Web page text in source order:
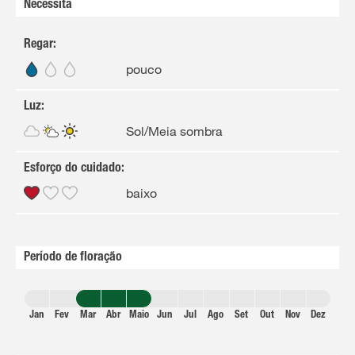
Necessita
Regar:
pouco
Luz:
Sol/Meia sombra
Esforço do cuidado:
baixo
Período de floração
Jan Fev Mar Abr Maio Jun Jul Ago Set Out Nov Dez